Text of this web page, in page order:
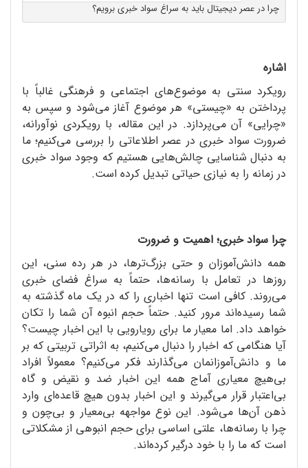
چرا در عصر دیجیتال باید به سراغ سواد خبری برویم؟
اشاره
رویکرد سنتی به موضوع‌های اجتماعی و فرهنگی غالباً با
پرداختن به «چیستی» هر موضوع آغاز می‌شود و سپس به
«چرایی» آن می‌پردازد. در این مقاله، با رویکردی نوآورانه،
ضرورت سواد خبری در عصر اطلاعاتی را بررسی می‌کنیم؛ ما
به دنبال شناسایی چالش‌هایی هستیم که وجود سواد خبری
در زمانه را به نیازی حیاتی تبدیل کرده است.
چرا سواد خبری؛ اهمیت و ضرورت
همه‌ دانش‌آموزان و حتی بزرگ‌ترها، در هر رده‌ سنی، این
روزها در تعامل با رسانه‌ها، حتماً به سراغ فضای خبری
می‌روند. کافی است تنها اخباری را که در یک ماه گذشته به
شما رسیده‌اند مرور کنید. حتماً حجم انبوه آن شما را تکان
خواهد داد. اما معیار ما برای رویا‌رویی با این اخبار چیست؟
آیا هنگامی که اخبار را دنبال می‌کنیم، به اثراتی تربیتی که بر
ما و دانش‌آموزانمان می‌گذارند فکر می‌کنیم؟ معمولاً افراد
بی‌هیچ معیاری آماج همه‌ این اخبار ضد و نقیض و گاه
بی‌اعتبار قرار می‌گیرند و این اخبار بدون هیچ قاعده‌ای وارد
ذهن آن‌ها می‌شود. این نوع مواجهه‌ بی‌معیار و بی‌چون و
چرا با رسانه‌ها، علتی اساسی برای حجم انبوهی از مشکلاتی
است که ما را با خود درگیر کرده‌اند.